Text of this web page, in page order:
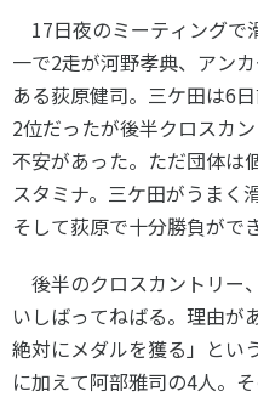
SPORT POLICY
Sport Topics
スポーツ 歴史の検証
スポーツ辞典
SSF BOOKS
17日夜のミーティングで
一で2走が河野孝典、アン
ある荻原健司。三ケ田は6
2位だったが後半クロスカ
不安があった。ただ団体は
スタミナ。三ケ田がうまく
そして荻原で十分勝負がで
後半のクロスカントリー
いしばってねばる。理由が
絶対にメダルを獲る」とい
に加えて阿部雅司の4人。